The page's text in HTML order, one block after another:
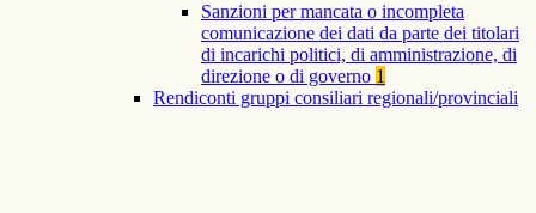
Sanzioni per mancata o incompleta
comunicazione dei dati da parte dei titolari
di incarichi politici, di amministrazione, di
direzione o di governo 1
Rendiconti gruppi consiliari regionali/provinciali